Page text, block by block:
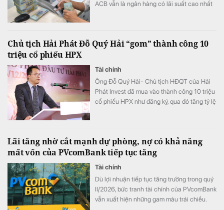
ACB vẫn là ngân hàng có lãi suất cao nhất
Chủ tịch Hải Phát Đỗ Quý Hải “gom” thành công 10
triệu cổ phiếu HPX
Tài chính
Ông Đỗ Quý Hải- Chủ tịch HĐQT của Hải
Phát Invest đã mua vào thành công 10 triệu
cổ phiếu HPX như đăng ký, qua đó tăng tỷ lệ
Lãi tăng nhờ cắt mạnh dự phòng, nợ có khả năng
mất vốn của PVcomBank tiếp tục tăng
Tài chính
Dù lợi nhuận tiếp tục tăng trưởng trong quý
II/2026, bức tranh tài chính của PVcomBank
vẫn xuất hiện những gam màu trái chiều.